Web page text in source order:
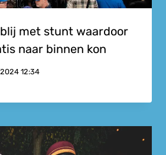
met stunt waardoor
naar binnen kon
12:34